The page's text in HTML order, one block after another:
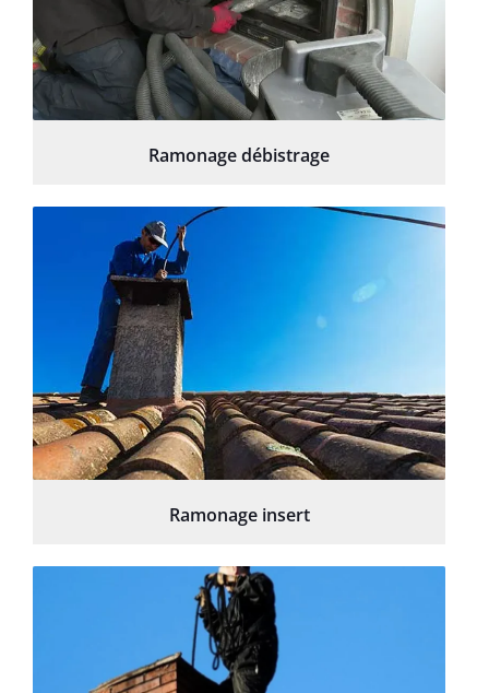
Ramonage débistrage
Ramonage insert